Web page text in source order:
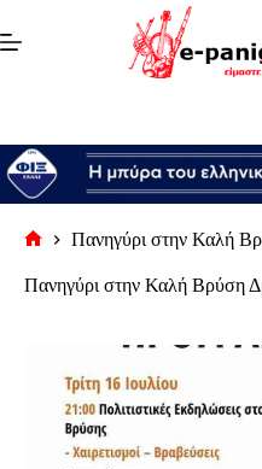
στο
περιεχόμενο
σελίδα
Πανηγύρι στην Καλή
Πανηγύρι στην Καλή Βρύση